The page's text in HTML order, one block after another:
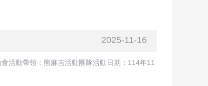
2025-11-16
活動帶領：熊麻吉活動團隊活動日期：114年11